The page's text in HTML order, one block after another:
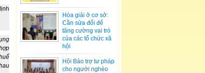
Hòa giải ở cơ sở:
Cần sửa đổi để
tăng cường vai trò
của các tổ chức xã
hội
Hội Bảo trợ tư pháp
cho người nghèo